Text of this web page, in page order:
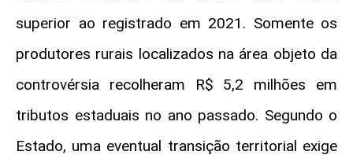
superior ao registrado em 2021. Somente os
produtores rurais localizados na área objeto da
controvérsia recolheram R$ 5,2 milhões em
tributos estaduais no ano passado. Segundo o
Estado, uma eventual transição territorial exige